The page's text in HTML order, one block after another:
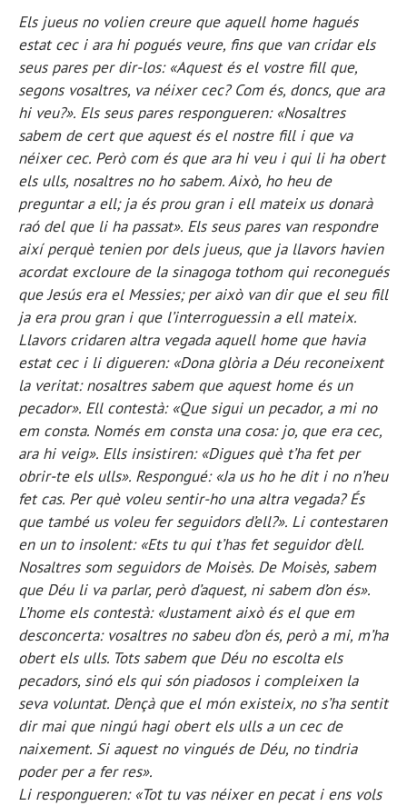
Els jueus no volien creure que aquell home hagués
estat cec i ara hi pogués veure, fins que van cridar els
seus pares per dir-los: «Aquest és el vostre fill que,
segons vosaltres, va néixer cec? Com és, doncs, que ara
hi veu?». Els seus pares respongueren: «Nosaltres
sabem de cert que aquest és el nostre fill i que va
néixer cec. Però com és que ara hi veu i qui li ha obert
els ulls, nosaltres no ho sabem. Això, ho heu de
preguntar a ell; ja és prou gran i ell mateix us donarà
raó del que li ha passat». Els seus pares van respondre
així perquè tenien por dels jueus, que ja llavors havien
acordat excloure de la sinagoga tothom qui reconegués
que Jesús era el Messies; per això van dir que el seu fill
ja era prou gran i que l’interroguessin a ell mateix.
Llavors cridaren altra vegada aquell home que havia
estat cec i li digueren: «Dona glòria a Déu reconeixent
la veritat: nosaltres sabem que aquest home és un
pecador». Ell contestà: «Que sigui un pecador, a mi no
em consta. Només em consta una cosa: jo, que era cec,
ara hi veig». Ells insistiren: «Digues què t’ha fet per
obrir-te els ulls». Respongué: «Ja us ho he dit i no n’heu
fet cas. Per què voleu sentir-ho una altra vegada? És
que també us voleu fer seguidors d’ell?». Li contestaren
en un to insolent: «Ets tu qui t’has fet seguidor d’ell.
Nosaltres som seguidors de Moisès. De Moisès, sabem
que Déu li va parlar, però d’aquest, ni sabem d’on és».
L’home els contestà: «Justament això és el que em
desconcerta: vosaltres no sabeu d’on és, però a mi, m’ha
obert els ulls. Tots sabem que Déu no escolta els
pecadors, sinó els qui són piadosos i compleixen la
seva voluntat. D’ençà que el món existeix, no s’ha sentit
dir mai que ningú hagi obert els ulls a un cec de
naixement. Si aquest no vingués de Déu, no tindria
poder per a fer res».
Li respongueren: «Tot tu vas néixer en pecat i ens vols